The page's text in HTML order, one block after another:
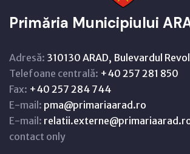
Primăria Municipiului
Adresă: 310130 ARAD, Bulevardul
Telefoane centrală: +40 257 281 850
Fax: +40 257 284 744
E-mail: pma@primariaarad.ro
E-mail:
contact only